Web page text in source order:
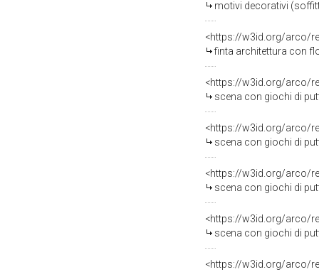
motivi decorativi
<https://w3id.org/arco/
finta architettura con
<https://w3id.org/arco/
scena con giochi di
<https://w3id.org/arco/
scena con giochi di
<https://w3id.org/arco/
scena con giochi di
<https://w3id.org/arco/
scena con giochi di
<https://w3id.org/arco/